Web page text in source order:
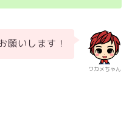
ワカメちゃん
願いします！